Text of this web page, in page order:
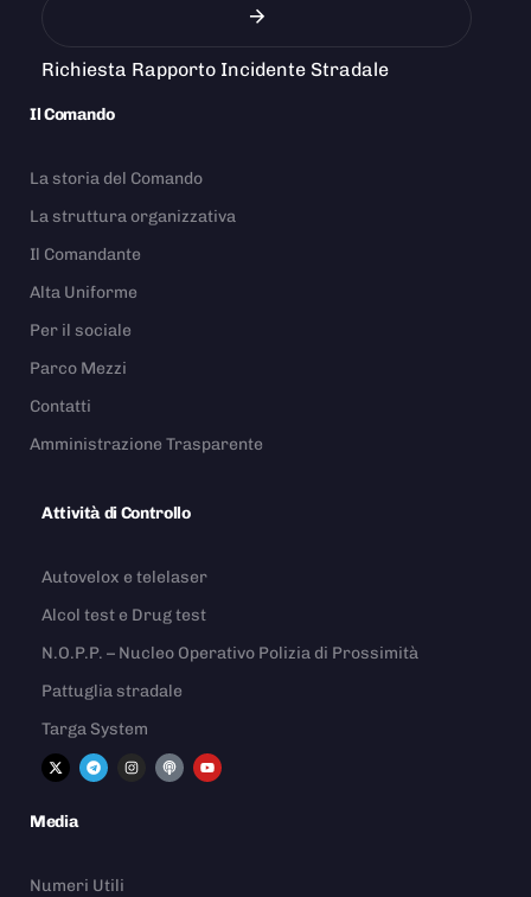
Richiesta Rapporto Incidente Stradale
Il Comando
La storia del Comando
La struttura organizzativa
Il Comandante
Alta Uniforme
Per il sociale
Parco Mezzi
Contatti
Amministrazione Trasparente
Attività di Controllo
Autovelox e telelaser
Alcol test e Drug test
N.O.P.P. – Nucleo Operativo Polizia di Prossimità
Pattuglia stradale
Targa System
Media
Numeri Utili